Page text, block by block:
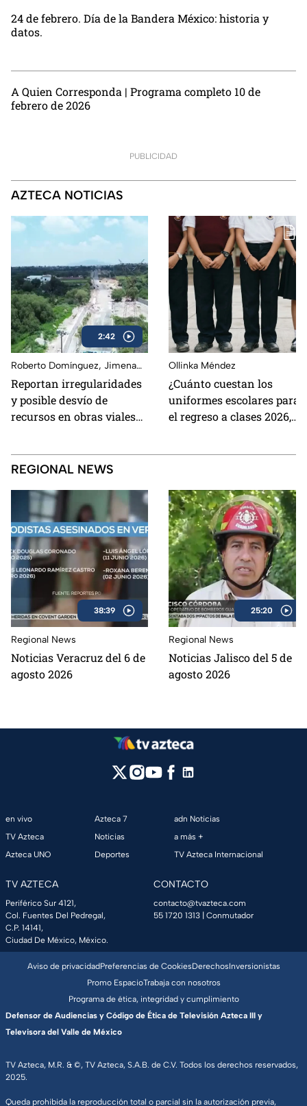
24 de febrero. Día de la Bandera México: historia y
datos.
A Quien Corresponda | Programa completo 10 de
febrero de 2026
PUBLICIDAD
AZTECA NOTICIAS
2:42
Roberto Domínguez, Jimena
Romero
Reportan irregularidades
y posible desvío de
recursos en obras viales
Ollinka Méndez
¿Cuánto cuestan los
uniformes escolares para
el regreso a clases 2026,
REGIONAL NEWS
38:39
Regional News
Noticias Veracruz del 6 de
agosto 2026
25:20
Regional News
Noticias Jalisco del 5 de
agosto 2026
en vivo
TV Azteca
Azteca UNO
Azteca 7
Noticias
Deportes
adn Noticias
a más +
TV Azteca Internacional
TV AZTECA
Periférico Sur 4121,
Col. Fuentes Del Pedregal,
C.P. 14141,
Ciudad De México, México.
CONTACTO
contacto@tvazteca.com
55 1720 1313 | Conmutador
TV Azteca, M.R. & ©, TV Azteca, S.A.B. de C.V. Todos los derechos reservados,
2025.
Queda prohibida la reproducción total o parcial sin la autorización previa,
Aviso de privacidadPreferencias de CookiesDerechosInversionistas
Promo EspacioTrabaja con nosotros
Programa de ética, integridad y cumplimiento
Defensor de Audiencias y Código de Ética de Televisión Azteca III y
Televisora del Valle de México